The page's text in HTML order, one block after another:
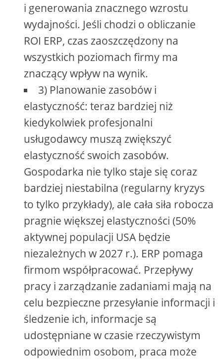
i generowania znacznego wzrostu
wydajności. Jeśli chodzi o obliczanie
ROI ERP, czas zaoszczędzony na
wszystkich poziomach firmy ma
znaczący wpływ na wynik.
3) Planowanie zasobów i
elastyczność: teraz bardziej niż
kiedykolwiek profesjonalni
usługodawcy muszą zwiększyć
elastyczność swoich zasobów.
Gospodarka nie tylko staje się coraz
bardziej niestabilna (regularny kryzys
to tylko przykłady), ale cała siła robocza
pragnie większej elastyczności (50%
aktywnej populacji USA będzie
niezależnych w 2027 r.). ERP pomaga
firmom współpracować. Przepływy
pracy i zarządzanie zadaniami mają na
celu bezpieczne przesyłanie informacji i
śledzenie ich, informacje są
udostępniane w czasie rzeczywistym
odpowiednim osobom, praca może